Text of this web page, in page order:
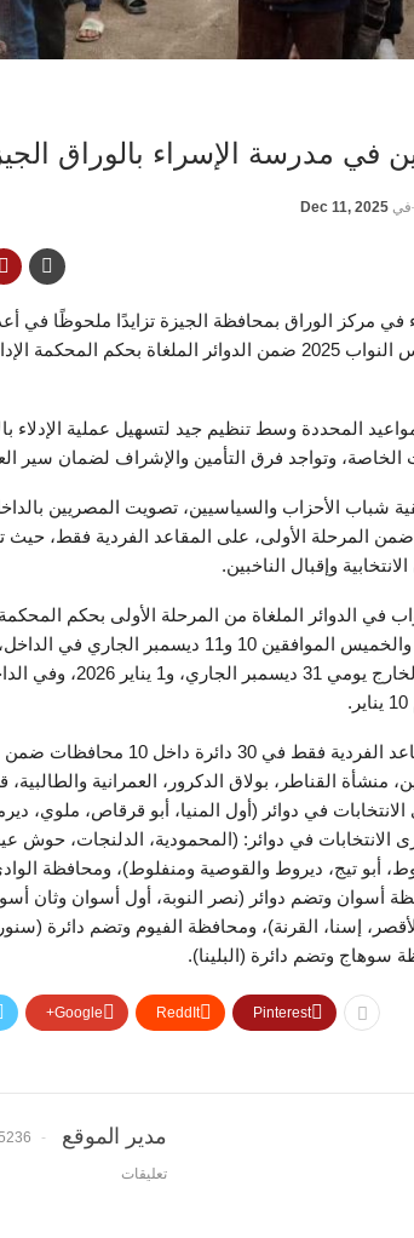
في مدرسة الإسراء بالوراق
في Dec 11, 2025
مركز الوراق بمحافظة الجيزة تزايدًا ملحوظًا في
للتصويت في انتخابات مجلس النواب 2025 ضمن الدوائر
المحددة وسط تنظيم جيد لتسهيل عملية الإدلاء
الخاصة، وتواجد فرق التأمين والإشراف لضمان سير
شباب الأحزاب والسياسيين، تصويت المصريين
الـ30 الملغاة ضمن المرحلة الأولى، على المقاعد الفردية
وإقبال الناخبين.
وتجرى الانتخابات على المقاعد
في دوائر (أول المنيا، أبو قرقاص، ملوي،
الانتخابات في دوائر: (المحمودية، الدلنجات،
أبو تيج، ديروط والقوصية ومنفلوط)، ومحافظة
أسوان وتضم دوائر (نصر النوبة، أول أسوان وثان
إسنا، القرنة)، ومحافظة الفيوم وتضم دائرة
سوهاج وتضم دائرة (البلينا).
Google+ ReddIt Pinterest
مدير الموقع 5236
تعليقات